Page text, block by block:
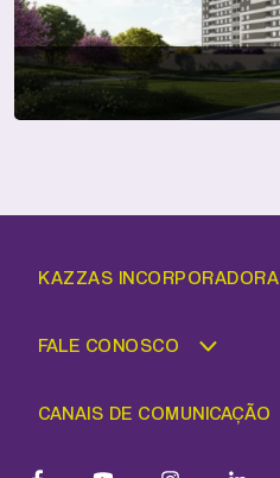
KAZZAS INCORPORADORA
FALE CONOSCO
CANAIS DE COMUNICAÇÃO